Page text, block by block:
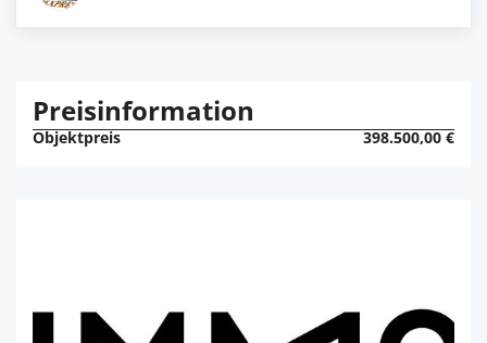
Preisinformation
Objektpreis 398.500,00 €